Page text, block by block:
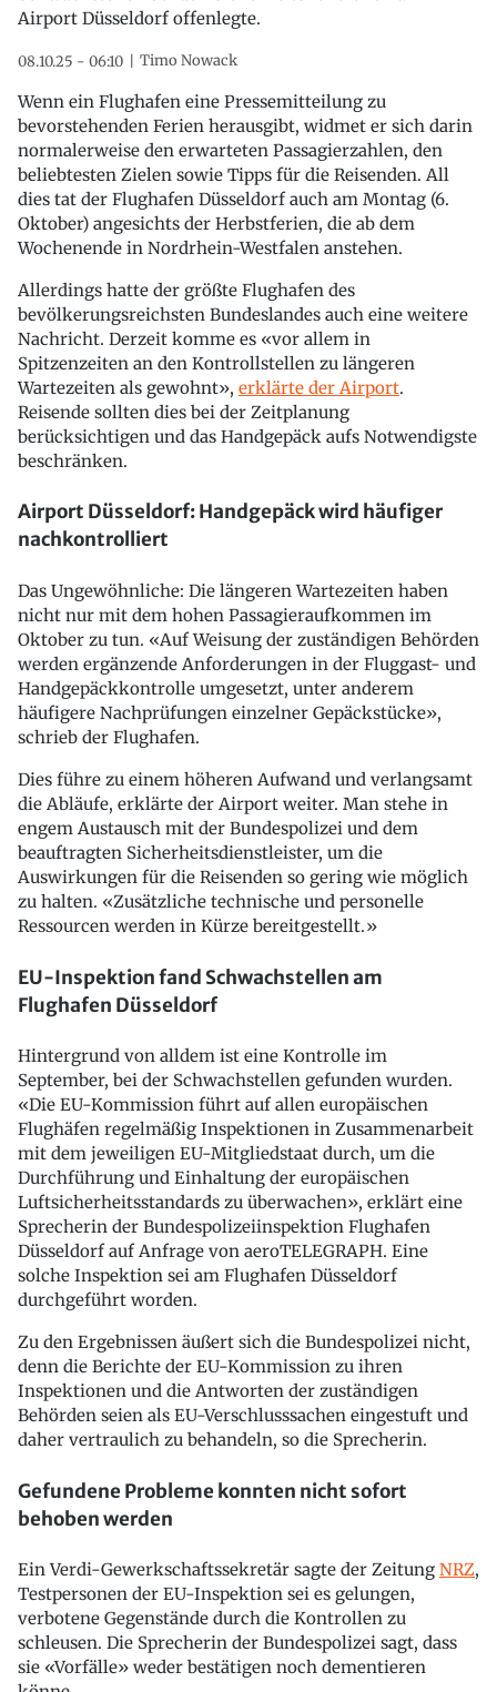
Airport Düsseldorf offenlegte.
08.10.25 - 06:10 Timo Nowack
Wenn ein Flughafen eine Pressemitteilung zu
bevorstehenden Ferien herausgibt, widmet er sich darin
normalerweise den erwarteten Passagierzahlen, den
beliebtesten Zielen sowie Tipps für die Reisenden. All
dies tat der Flughafen Düsseldorf auch am Montag (6.
Oktober) angesichts der Herbstferien, die ab dem
Wochenende in Nordrhein-Westfalen anstehen.
Allerdings hatte der größte Flughafen des
bevölkerungsreichsten Bundeslandes auch eine weitere
Nachricht. Derzeit komme es «vor allem in
Spitzenzeiten an den Kontrollstellen zu längeren
Wartezeiten als gewohnt», erklärte der Airport.
Reisende sollten dies bei der Zeitplanung
berücksichtigen und das Handgepäck aufs Notwendigste
beschränken.
Airport Düsseldorf: Handgepäck wird häufiger
nachkontrolliert
Das Ungewöhnliche: Die längeren Wartezeiten haben
nicht nur mit dem hohen Passagieraufkommen im
Oktober zu tun. «Auf Weisung der zuständigen Behörden
werden ergänzende Anforderungen in der Fluggast- und
Handgepäckkontrolle umgesetzt, unter anderem
häufigere Nachprüfungen einzelner Gepäckstücke»,
schrieb der Flughafen.
Dies führe zu einem höheren Aufwand und verlangsamt
die Abläufe, erklärte der Airport weiter. Man stehe in
engem Austausch mit der Bundespolizei und dem
beauftragten Sicherheitsdienstleister, um die
Auswirkungen für die Reisenden so gering wie möglich
zu halten. «Zusätzliche technische und personelle
Ressourcen werden in Kürze bereitgestellt.»
EU-Inspektion fand Schwachstellen am
Flughafen Düsseldorf
Hintergrund von alldem ist eine Kontrolle im
September, bei der Schwachstellen gefunden wurden.
«Die EU-Kommission führt auf allen europäischen
Flughäfen regelmäßig Inspektionen in Zusammenarbeit
mit dem jeweiligen EU-Mitgliedstaat durch, um die
Durchführung und Einhaltung der europäischen
Luftsicherheitsstandards zu überwachen», erklärt eine
Sprecherin der Bundespolizeiinspektion Flughafen
Düsseldorf auf Anfrage von aeroTELEGRAPH. Eine
solche Inspektion sei am Flughafen Düsseldorf
durchgeführt worden.
Zu den Ergebnissen äußert sich die Bundespolizei nicht,
denn die Berichte der EU-Kommission zu ihren
Inspektionen und die Antworten der zuständigen
Behörden seien als EU-Verschlusssachen eingestuft und
daher vertraulich zu behandeln, so die Sprecherin.
Gefundene Probleme konnten nicht sofort
behoben werden
Ein Verdi-Gewerkschaftssekretär sagte der Zeitung NRZ,
Testpersonen der EU-Inspektion sei es gelungen,
verbotene Gegenstände durch die Kontrollen zu
schleusen. Die Sprecherin der Bundespolizei sagt, dass
sie «Vorfälle» weder bestätigen noch dementieren